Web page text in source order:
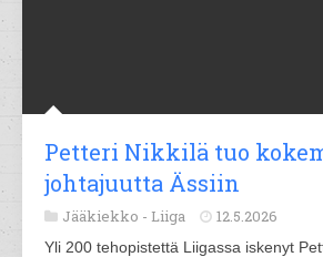
Petteri Nikkilä tuo
johtajuutta Ässiin
Jääkiekko - Liiga 12.5.2026
Yli 200 tehopistettä Liigassa iskenyt